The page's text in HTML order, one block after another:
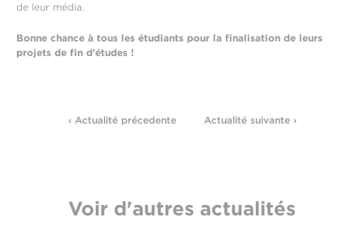
de leur média.
Bonne chance à tous les étudiants pour la finalisation de leurs
projets de fin d'études !
‹ Actualité précedente Actualité suivante ›
Voir d'autres actualités